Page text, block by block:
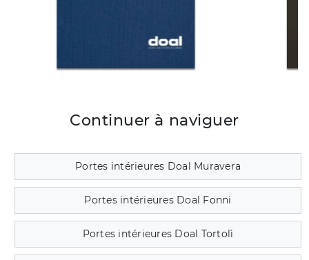
Continuer à naviguer
Portes intérieures Doal Muravera
Portes intérieures Doal Fonni
Portes intérieures Doal Tortolì